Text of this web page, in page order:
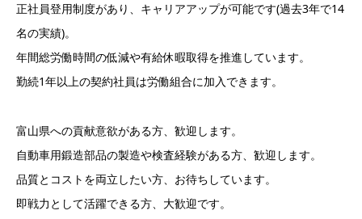
正社員登用制度があり、キャリアアップが可能です(過去3年で14
名の実績)。
年間総労働時間の低減や有給休暇取得を推進しています。
勤続1年以上の契約社員は労働組合に加入できます。
富山県への貢献意欲がある方、歓迎します。
自動車用鍛造部品の製造や検査経験がある方、歓迎します。
品質とコストを両立したい方、お待ちしています。
即戦力として活躍できる方、大歓迎です。